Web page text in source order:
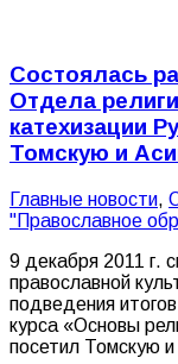
Состоялась
Отдела
катехизации
Томскую и
Главные новости,
"Православное
9 декабря 2011 г.
православной
подведения
курса «Основы
посетил Томскую